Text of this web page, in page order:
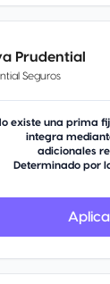
Prudential
Seguros
existe una prima
integra
adicionales
Determinado por